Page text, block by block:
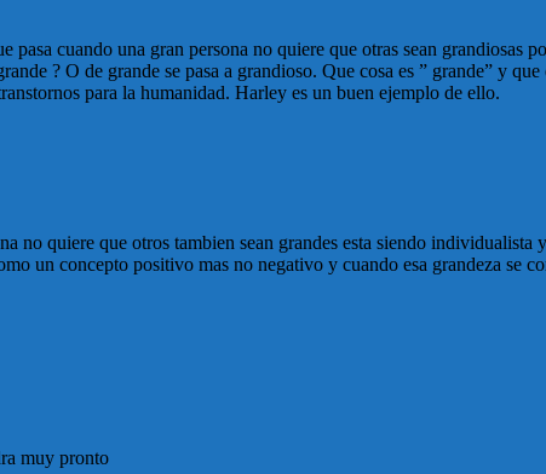
cuando una gran persona no quiere que otras sean grandiosas
? O de grande se pasa a grandioso. Que cosa es ” grande” y que
para la humanidad. Harley es un buen ejemplo de ello.
no quiere que otros tambien sean grandes esta siendo individualista
un concepto positivo mas no negativo y cuando esa grandeza se
muy pronto